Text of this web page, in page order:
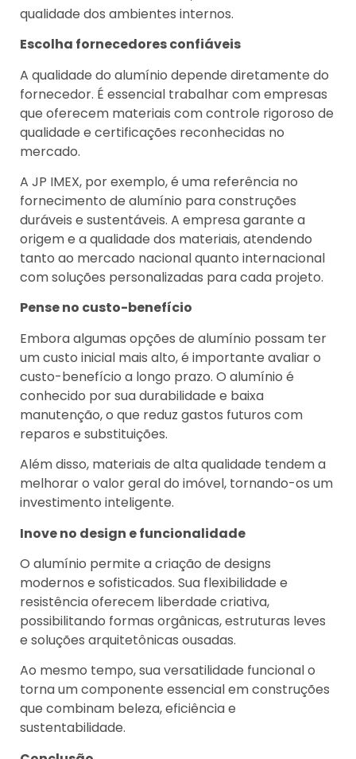
qualidade dos ambientes internos.
Escolha fornecedores confiáveis
A qualidade do alumínio depende diretamente do
fornecedor. É essencial trabalhar com empresas
que oferecem materiais com controle rigoroso de
qualidade e certificações reconhecidas no
mercado.
A JP IMEX, por exemplo, é uma referência no
fornecimento de alumínio para construções
duráveis e sustentáveis. A empresa garante a
origem e a qualidade dos materiais, atendendo
tanto ao mercado nacional quanto internacional
com soluções personalizadas para cada projeto.
Pense no custo-benefício
Embora algumas opções de alumínio possam ter
um custo inicial mais alto, é importante avaliar o
custo-benefício a longo prazo. O alumínio é
conhecido por sua durabilidade e baixa
manutenção, o que reduz gastos futuros com
reparos e substituições.
Além disso, materiais de alta qualidade tendem a
melhorar o valor geral do imóvel, tornando-os um
investimento inteligente.
Inove no design e funcionalidade
O alumínio permite a criação de designs
modernos e sofisticados. Sua flexibilidade e
resistência oferecem liberdade criativa,
possibilitando formas orgânicas, estruturas leves
e soluções arquitetônicas ousadas.
Ao mesmo tempo, sua versatilidade funcional o
torna um componente essencial em construções
que combinam beleza, eficiência e
sustentabilidade.